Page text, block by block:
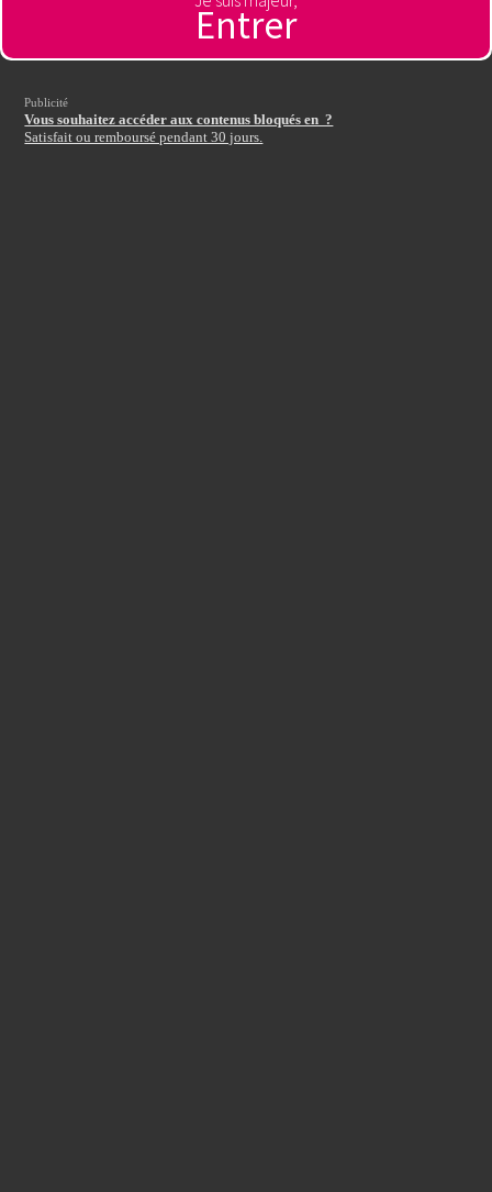
Entrer
Publicité
Vous souhaitez accéder aux contenus bloqués en ?
Satisfait ou remboursé pendant 30 jours.